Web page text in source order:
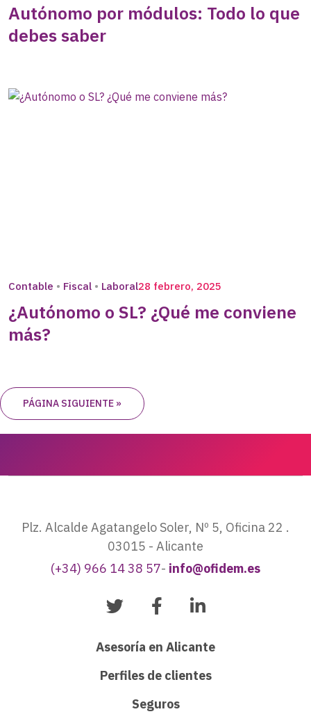
Autónomo por módulos: Todo lo que
debes saber
Contable Fiscal Laboral28 febrero, 2025
¿Autónomo o SL? ¿Qué me conviene
más?
PÁGINA SIGUIENTE »
Plz. Alcalde Agatangelo Soler, Nº 5, Oficina 22 .
03015 - Alicante
(+34) 966 14 38 57- info@ofidem.es
Asesoría en Alicante
Perfiles de clientes
Seguros